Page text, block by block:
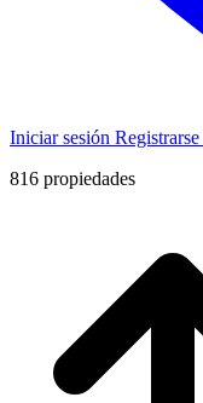
Iniciar sesión Registrarse
816 propiedades